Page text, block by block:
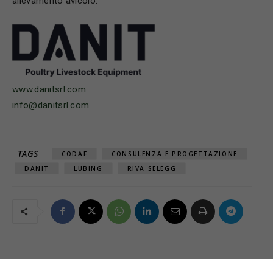
www.danitsrl.com
info@danitsrl.com
TAGS CODAF
CONSULENZA E PROGETTAZIONE
DANIT
LUBING RIVA SELEGG